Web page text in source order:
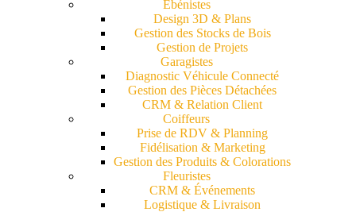
Ébénistes
Design 3D & Plans
Gestion des Stocks de Bois
Gestion de Projets
Garagistes
Diagnostic Véhicule Connecté
Gestion des Pièces Détachées
CRM & Relation Client
Coiffeurs
Prise de RDV & Planning
Fidélisation & Marketing
Gestion des Produits & Colorations
Fleuristes
CRM & Événements
Logistique & Livraison